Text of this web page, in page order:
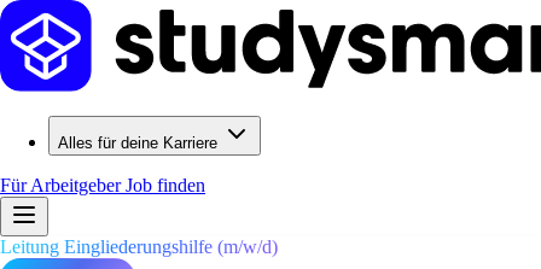
Alles für deine Karriere
Für ArbeitgeberJob finden
Leitung Eingliederungshilfe (m/w/d)